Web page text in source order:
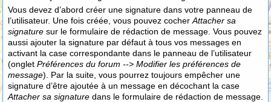
Vous devez d’abord créer une signature dans votre panneau de
l’utilisateur. Une fois créée, vous pouvez cocher Attacher sa
signature sur le formulaire de rédaction de message. Vous pouvez
aussi ajouter la signature par défaut à tous vos messages en
activant la case correspondante dans le panneau de l’utilisateur
(onglet Préférences du forum --> Modifier les préférences de
message). Par la suite, vous pourrez toujours empêcher une
signature d’être ajoutée à un message en décochant la case
Attacher sa signature dans le formulaire de rédaction de message.